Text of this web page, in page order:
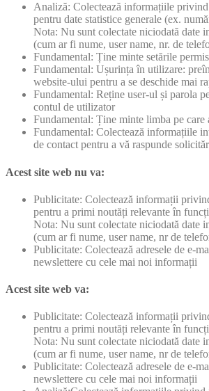
Analiză: Colectează informațiile
pentru date statistice generale (ex.
Nota: Nu sunt colectate niciodată date
(cum ar fi nume, user name, nr. de
Fundamental: Ține minte setările
Fundamental: Ușurința în utilizare:
website-ului pentru a se deschide mai
Fundamental: Reține user-ul și parola
contul de utilizator
Fundamental: Ține minte limba pe care
Fundamental: Colectează informațiile
de contact pentru a vă raspunde
Acest site web nu va:
Publicitate: Colectează informații
pentru a primi noutăți relevante în
Nota: Nu sunt colectate niciodată date
(cum ar fi nume, user name, nr de
Publicitate: Colectează adresele de e-
newslettere cu cele mai noi informații
Acest site web va:
Publicitate: Colectează informații
pentru a primi noutăți relevante în
Nota: Nu sunt colectate niciodată date
(cum ar fi nume, user name, nr de
Publicitate: Colectează adresele de e-
newslettere cu cele mai noi informații